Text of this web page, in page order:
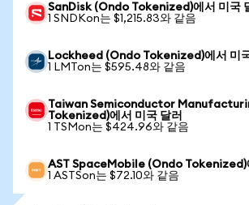
SanDisk (Ondo Tokenized)에서 미국
1 SNDKon는 $1,215.83와 같음
Lockheed (Ondo Tokenized)에서 미
1 LMTon는 $595.48와 같음
Taiwan Semiconductor
Tokenized)에서 미국 달러
1 TSMon는 $424.96와 같음
AST SpaceMobile (Ondo Tokenized)
1 ASTSon는 $72.10와 같음